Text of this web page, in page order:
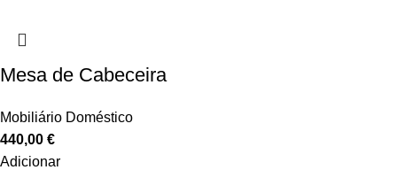
Mesa de Cabeceira
Mobiliário Doméstico
440,00 €
Adicionar